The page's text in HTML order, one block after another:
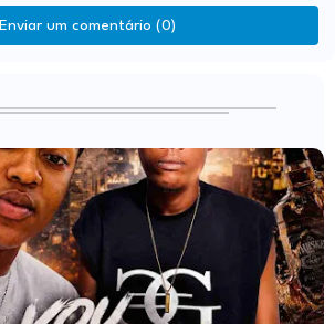
Enviar um comentário (0)